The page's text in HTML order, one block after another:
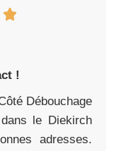
!
Débouchage
le Diekirch
adresses.